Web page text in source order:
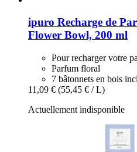
ipuro Recharge de
Flower Bowl, 200 ml
Pour recharger votre
Parfum floral
7 bâtonnets en bois
11,09 € (55,45 € / L)
Actuellement indisponible